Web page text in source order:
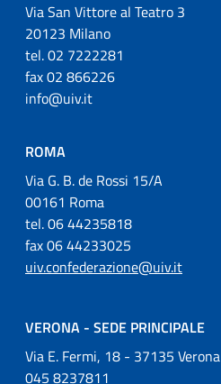
Via San Vittore al Teatro 3
20123 Milano
tel. 02 7222281
fax 02 866226
info@uiv.it
ROMA
Via G. B. de Rossi 15/A
00161 Roma
tel. 06 44235818
fax 06 44233025
uiv.confederazione@uiv.it
VERONA - SEDE PRINCIPALE
Via E. Fermi, 18 - 37135 Verona
045 8237811